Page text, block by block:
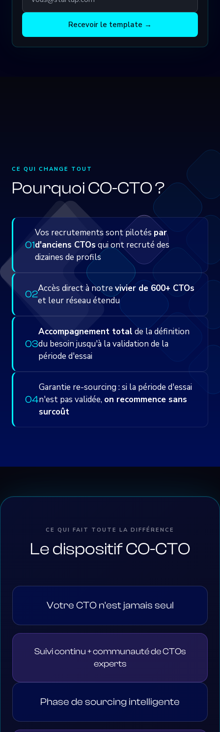
Recevoir le template →
CE QUI CHANGE TOUT
Pourquoi CO-CTO ?
01
Vos recrutements sont pilotés par
d'anciens CTOs qui ont recruté des
dizaines de profils
02
Accès direct à notre vivier de 600+ CTOs
et leur réseau étendu
03
Accompagnement total de la définition
du besoin jusqu'à la validation de la
période d'essai
04
Garantie re-sourcing : si la période d'essai
n'est pas validée, on recommence sans
surcoût
CE QUI FAIT TOUTE LA DIFFÉRENCE
Le dispositif CO-CTO
Votre CTO n'est jamais seul
Suivi continu + communauté de CTOs
experts
Phase de sourcing intelligente